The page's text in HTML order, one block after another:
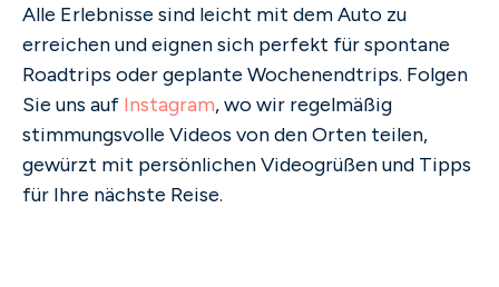
Alle Erlebnisse sind leicht mit dem Auto zu
erreichen und eignen sich perfekt für spontane
Roadtrips oder geplante Wochenendtrips. Folgen
Sie uns auf Instagram, wo wir regelmäßig
stimmungsvolle Videos von den Orten teilen,
gewürzt mit persönlichen Videogrüßen und Tipps
für Ihre nächste Reise.